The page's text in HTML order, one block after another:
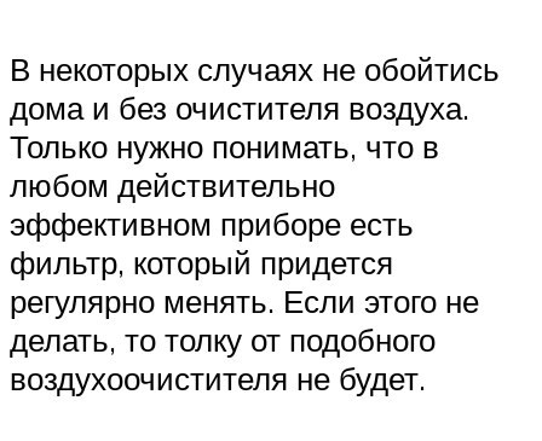
В некоторых случаях не обойтись
дома и без очистителя воздуха.
Только нужно понимать, что в
любом действительно
эффективном приборе есть
фильтр, который придется
регулярно менять. Если этого не
делать, то толку от подобного
воздухоочистителя не будет.